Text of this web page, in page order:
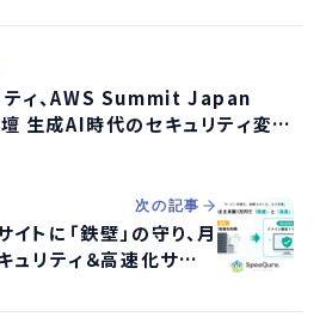
ティ、AWS Summit Japan
生成AI時代のセキュリティ変革
次の記事
トに「鉄壁」の守り、月
リティ＆高速化サービ